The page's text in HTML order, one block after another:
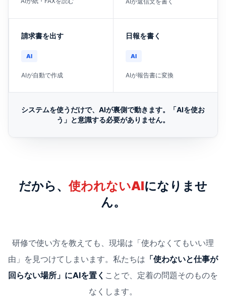
請求書を出す
AI
AIが自動で作成
日報を書く
AI
AIが報告書に変換
システムを使うだけで、AIが裏側で動きます。「AIを使お
う」と意識する必要がありません。
だから、使われないAIになりませ
ん。
研修で使い方を教えても、現場は「使わなくてもいい理
由」を見つけてしまいます。 私たちは 「使わないと仕事が
回らない場所」にAIを置く ことで、定着の問題そのものを
なくします。